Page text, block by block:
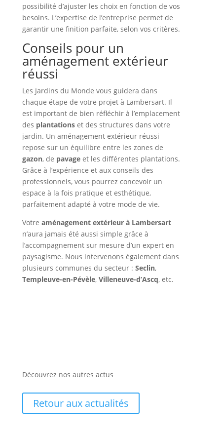
possibilité d’ajuster les choix en fonction de vos
besoins. L’expertise de l’entreprise permet de
garantir une finition parfaite, selon vos critères.
Conseils pour un
aménagement extérieur
réussi
Les Jardins du Monde vous guidera dans
chaque étape de votre projet à Lambersart. Il
est important de bien réfléchir à l’emplacement
des plantationset des structures dans votre
jardin. Un aménagement extérieur réussi
repose sur un équilibre entre les zones de
gazon, de pavageet les différentes plantations.
Grâce à l’expérience et aux conseils des
professionnels, vous pourrez concevoir un
espace à la fois pratique et esthétique,
parfaitement adapté à votre mode de vie.
Votre aménagement extérieur à Lambersart
n’aura jamais été aussi simple grâce à
l’accompagnement sur mesure d’un expert en
paysagisme. Nous intervenons également dans
plusieurs communes du secteur : Seclin,
Templeuve-en-Pévèle, Villeneuve-d’Ascq, etc.
Découvrez nos autres actus
Retour aux actualités